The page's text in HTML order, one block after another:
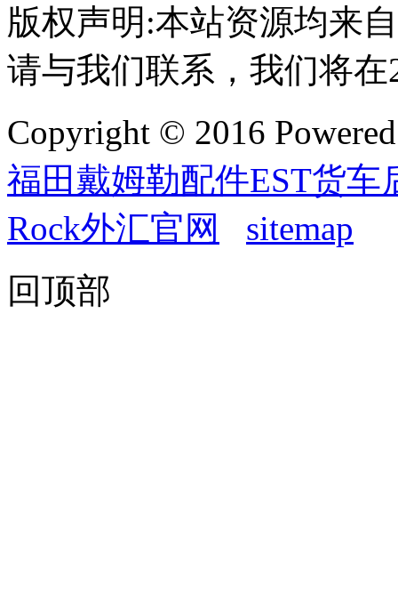
版权声明:本站资源均来
请与我们联系，我们将
Copyright © 2016
福田戴姆勒配件EST货车
Rock外汇官网
sitemap
回顶部